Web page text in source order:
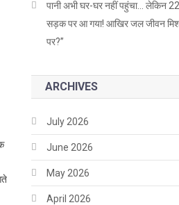
पानी अभी घर-घर नहीं पहुंचा… लेकिन
सड़क पर आ गया! आखिर जल जीवन
पर?”
ARCHIVES
July 2026
June 2026
May 2026
April 2026